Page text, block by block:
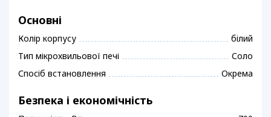
Основні
Колір корпусу
білий
Тип мікрохвильової печі
Соло
Спосіб встановлення
Окрема
Безпека і економічність